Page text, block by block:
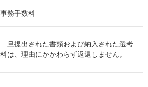
事務手数料
一旦提出された書類および納入された選考
料は、理由にかかわらず返還しません。